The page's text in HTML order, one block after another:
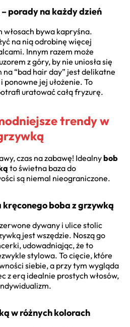
porady na każdy dzień
bywa kapryśna.
na nią odrobinę więcej
Innym razem może
z góry, by nie uniosła się
“bad hair day” jest delikatne
jej ułożenie. To
uratować całą fryzurę.
trendy w
czas na zabawę! Idealnybob
to świetna baza do
są niemal nieograniczone.
boba z grzywką
dywany i ulice stolic
jest wszędzie. Noszą go
udowadniając, że to
stylowa. To cięcie, które
siebie, a przy tym wygląda
z erą idealnie prostych włosów,
w różnych kolorach